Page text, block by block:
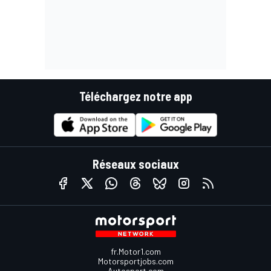
Téléchargez notre app
Réseaux sociaux
fr.Motor1.com
Motorsportjobs.com